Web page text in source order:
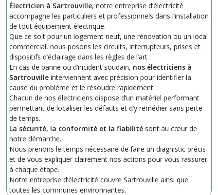
Électricien à Sartrouville, notre entreprise d’électricité
accompagne les particuliers et professionnels dans l’installation
de tout équipement électrique.
Que ce soit pour un logement neuf, une rénovation ou un local
commercial, nous posons les circuits, interrupteurs, prises et
dispositifs d’éclairage dans les règles de l’art.
En cas de panne ou d’incident soudain, nos électriciens à
Sartrouville interviennent avec précision pour identifier la
cause du problème et le résoudre rapidement.
Chacun de nos électriciens dispose d’un matériel performant
permettant de localiser les défauts et d’y remédier sans perte
de temps.
La sécurité, la conformité et la fiabilité sont au cœur de
notre démarche.
Nous prenons le temps nécessaire de faire un diagnistic précis
et de vous expliquer clairement nos actions pour vous rassurer
à chaque étape.
Notre entreprise d’électricité couvre Sartrouville ainsi que
toutes les communes environnantes.